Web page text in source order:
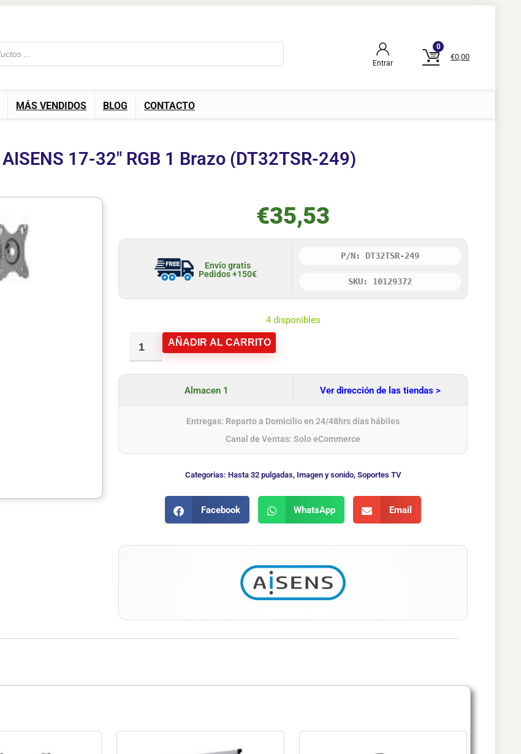
Entrar
0
€0,00
MÁS VENDIDOS BLOG CONTACTO
17-32″ RGB 1 Brazo (DT32TSR-249)
€35,53
Envío gratis
Pedidos +150€
P/N: DT32TSR-249
SKU: 10129372
4 disponibles
AÑADIR AL CARRITO
Almacen 1 Ver dirección de las tiendas >
Entregas: Reparto a Domicilio en 24/48hrs días hábiles
Canal de Ventas: Solo eCommerce
Categorias: Hasta 32 pulgadas, Imagen y sonido, Soportes TV
Facebook WhatsApp Email